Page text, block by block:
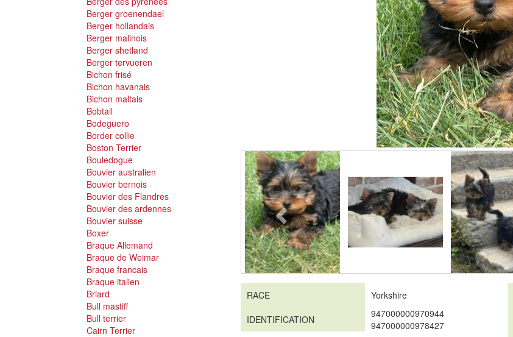
Berger groenendael
Berger hollandais
Berger malinois
Berger shetland
Berger tervueren
Bichon frisé
Bichon havanais
Bichon maltais
Bobtail
Bodeguero
Border collie
Boston Terrier
Bouledogue
Bouvier australien
Bouvier bernois
Bouvier des Flandres
Bouvier des ardennes
Bouvier suisse
Boxer
Braque Allemand
Braque de Weimar
Braque francais
Braque italien
Briard
Bull mastiff
Bull terrier
Cairn Terrier
RACE
Yorkshire
IDENTIFICATION
947000000970944
947000000978427